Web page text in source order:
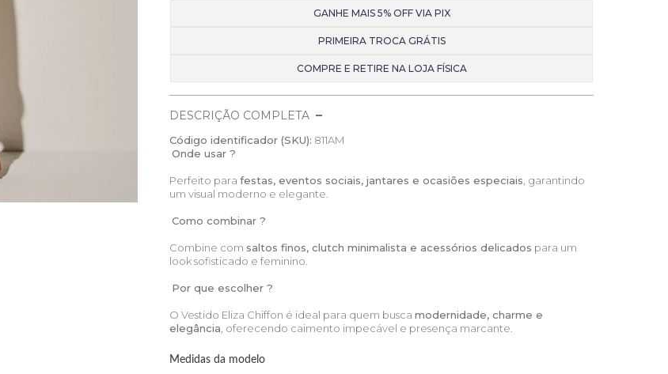
GANHE MAIS 5% OFF VIA PIX
PRIMEIRA TROCA GRÁTIS
COMPRE E RETIRE NA LOJA FÍSICA
DESCRIÇÃO COMPLETA
Código identificador (SKU): 811AM
Onde usar ?
Perfeito parafestas, eventos sociais, jantares e ocasiões especiais, garantindo
um visual moderno e elegante.
Como combinar ?
Combine com saltos finos, clutch minimalista e acessórios delicados para um
look sofisticado e feminino.
Por que escolher ?
O Vestido Eliza Chiffon é ideal para quem buscamodernidade, charme e
elegância, oferecendo caimento impecável e presença marcante.
Medidas da modelo